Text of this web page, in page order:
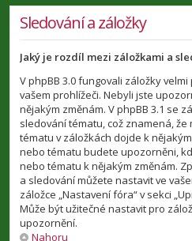
Sledování a záložky
Jaký je rozdíl mezi záložkami a
V phpBB 3.0 fungovali záložky
vašem prohlížeči. Nebyli jste
nějakým změnám. V phpBB 3.1 se
sledování tématu, což znamená,
tématu v záložkách dojde k
nebo tématu budete upozorněni,
nebo tématu k nějakým změnám.
a sledování můžete nastavit ve
záložce „Nastavení fóra“ v sekci
Může být užitečné nastavit pro
upozornění.
Nahoru